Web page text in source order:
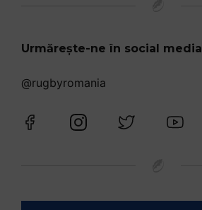
Urmărește-ne în social media
@rugbyromania